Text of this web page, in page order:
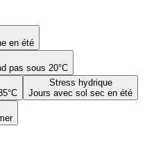
en été
pas sous 20°C
Stress hydrique
Jours avec sol sec en été